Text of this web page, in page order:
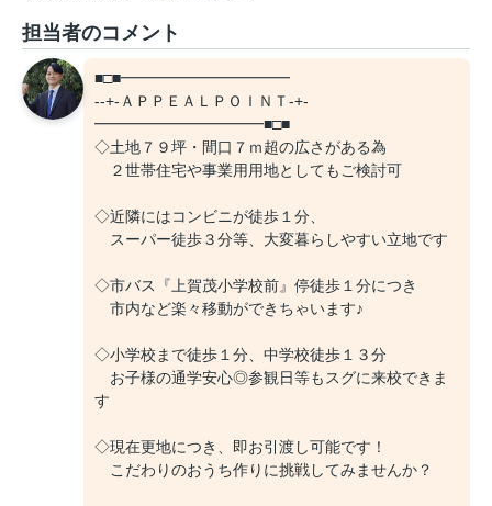
担当者のコメント
■□■━━━━━━━━━━━
--+-ＡＰＰＥＡＬＰＯＩＮＴ-+-
━━━━━━━━━━━■□■
◇土地７９坪・間口７ｍ超の広さがある為
２世帯住宅や事業用用地としてもご検討可
◇近隣にはコンビニが徒歩１分、
スーパー徒歩３分等、大変暮らしやすい立地です
◇市バス『上賀茂小学校前』停徒歩１分につき
市内など楽々移動ができちゃいます♪
◇小学校まで徒歩１分、中学校徒歩１３分
お子様の通学安心◎参観日等もスグに来校できま
す
◇現在更地につき、即お引渡し可能です！
こだわりのおうち作りに挑戦してみませんか？